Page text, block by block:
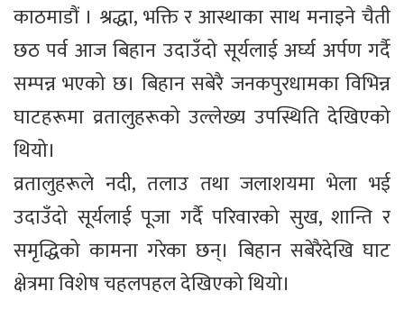
काठमाडौं । श्रद्धा, भक्ति र आस्थाका साथ मनाइने चैती
छठ पर्व आज बिहान उदाउँदो सूर्यलाई अर्घ्य अर्पण गर्दै
सम्पन्न भएको छ। बिहान सबेरै जनकपुरधामका विभिन्न
घाटहरूमा व्रतालुहरूको उल्लेख्य उपस्थिति देखिएको
थियो।
व्रतालुहरूले नदी, तलाउ तथा जलाशयमा भेला भई
उदाउँदो सूर्यलाई पूजा गर्दै परिवारको सुख, शान्ति र
समृद्धिको कामना गरेका छन्। बिहान सबेरैदेखि घाट
क्षेत्रमा विशेष चहलपहल देखिएको थियो।